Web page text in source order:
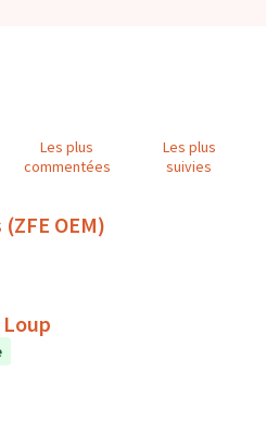
Les plus
commentées
Les plus
suivies
OEM)